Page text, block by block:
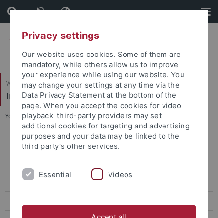
Skip
to
content
Skip
to
footer
Wirtschafts- und Sozialwissenschaftliche Fakultät
Institut für Politikwissenschaft
You are here: Startseite ... Torsten Matzke
Projekte und Aktivitäten
Oliver Schlumberger
Privacy settings
Our website uses cookies. Some of them are
mandatory, while others allow us to improve
your experience while using our website. You
may change your settings at any time via the
Data Privacy Statement at the bottom of the
page. When you accept the cookies for video
playback, third-party providers may set
additional cookies for targeting and advertising
purposes and your data may be linked to the
third party’s other services.
Essential Videos